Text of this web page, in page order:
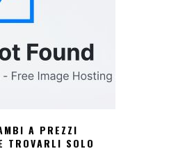
A PREZZI
TROVARLI SOLO